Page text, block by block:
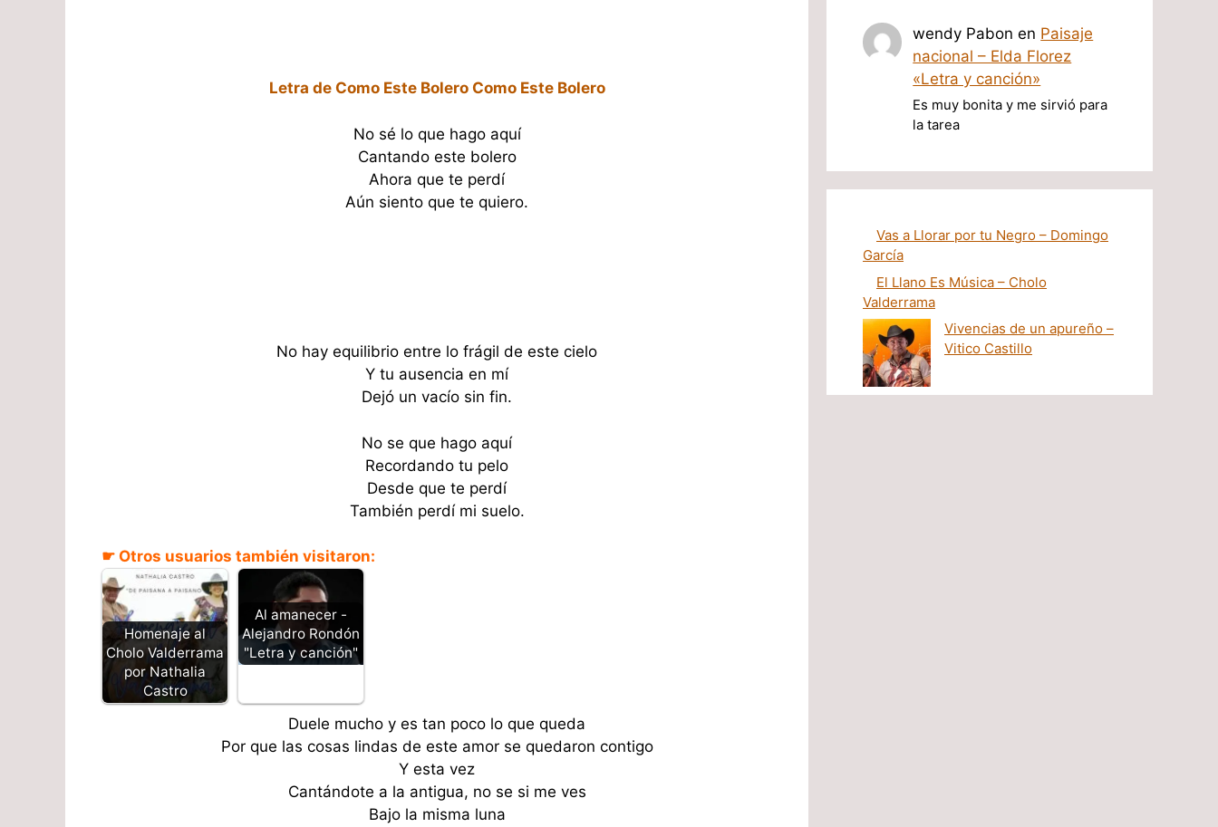
Letra de Como Este Bolero Como Este Bolero
No sé lo que hago aquí
Cantando este bolero
Ahora que te perdí
Aún siento que te quiero.
No hay equilibrio entre lo frágil de este cielo
Y tu ausencia en mí
Dejó un vacío sin fin.
No se que hago aquí
Recordando tu pelo
Desde que te perdí
También perdí mi suelo.
☛ Otros usuarios también visitaron:
Homenaje al
Cholo Valderrama
por Nathalia
Castro
Al amanecer -
Alejandro Rondón
"Letra y canción"
Duele mucho y es tan poco lo que queda
Por que las cosas lindas de este amor se quedaron contigo
Y esta vez
Cantándote a la antigua, no se si me ves
Bajo la misma luna
wendy Pabon en Paisaje
nacional – Elda Florez
«Letra y canción»
Es muy bonita y me sirvió para
la tarea
Vas a Llorar por tu Negro – Domingo
García
El Llano Es Música – Cholo
Valderrama
Vivencias de un apureño –
Vitico Castillo